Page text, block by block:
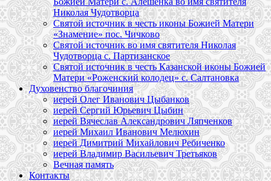
Николая Чудотворца
Святой источник в честь иконы Божией Матери
«Знамение» пос. Чичково
Святой источник во имя святителя Николая
Чудотворца с. Партизанское
Святой источник в честь Казанской иконы Божией
Матери «Роженский колодец» с. Салтановка
Духовенство благочиния
иерей Олег Иванович Цыбанков
иерей Сергий Юрьевич Цыбин
иерей Вячеслав Александрович Ляпченков
иерей Михаил Иванович Мелюхин
иерей Димитрий Михайлович Ребиченко
иерей Владимир Васильевич Третьяков
Вечная память
Контакты